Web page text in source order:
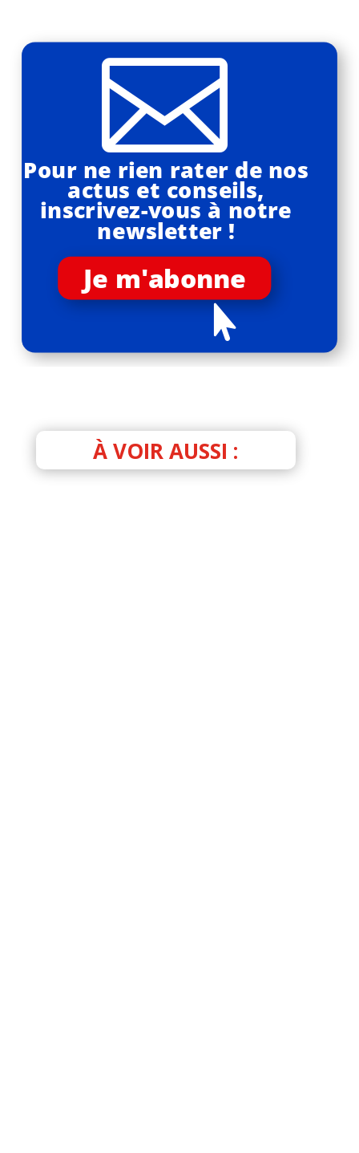

Pour ne rien rater de nos
actus et conseils,
inscrivez-vous à notre
newsletter !
Je m'abonne

À VOIR AUSSI :